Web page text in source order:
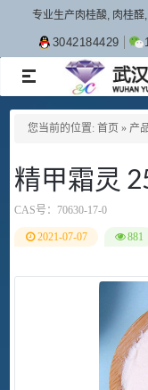
专业生产肉桂酸, 肉桂
3042184429
TOGGLE
NAVIGATION
您当前的位置: 首页 » 产
精甲霜灵
CAS号： 70630-17-0
2021-07-07 881